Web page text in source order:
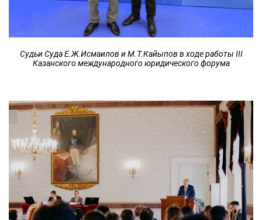
Судьи Суда Е.Ж.Исмаилов и М.Т.Кайыпов в ходе работы III
Казанского международного юридического форума